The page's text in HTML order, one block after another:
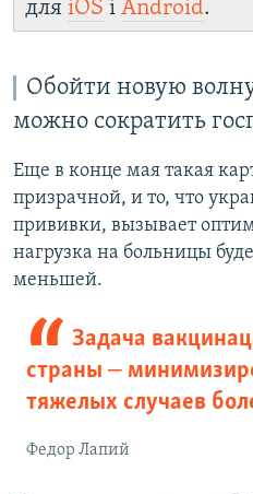
для iOS і Android.
Обойти новую
можно сократить
Еще в конце мая такая
призрачной, и то, что
прививки, вызывает
нагрузка на больницы
меньшей.
Задача
страны ‒
тяжелых случаев
Федор Лапий